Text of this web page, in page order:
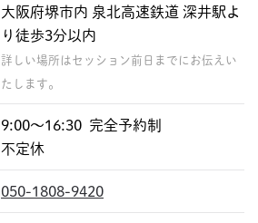
大阪府堺市内 泉北高速鉄道 深井駅よ
り徒歩3分以内
詳しい場所はセッション前日までにお伝えい
たします。
9:00〜16:30 完全予約制
不定休
050-1808-9420